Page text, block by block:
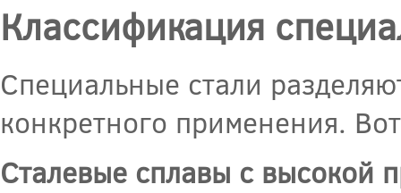
Классификация
Специальные стали
конкретного применения.
Сталевые сплавы с высокой